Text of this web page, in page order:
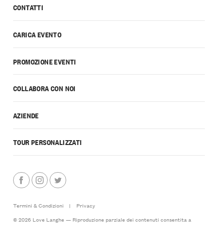
CONTATTI
CARICA EVENTO
PROMOZIONE EVENTI
COLLABORA CON NOI
AZIENDE
TOUR PERSONALIZZATI
Termini & Condizioni |
Privacy
© 2026 Love Langhe — Riproduzione parziale dei contenuti consentita a